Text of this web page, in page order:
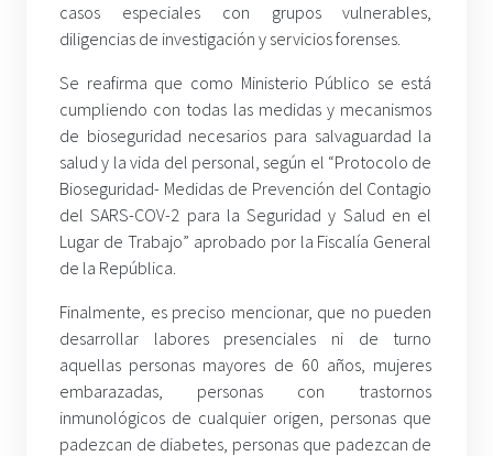
casos especiales con grupos vulnerables,
diligencias de investigación y servicios forenses.
Se reafirma que como Ministerio Público se está
cumpliendo con todas las medidas y mecanismos
de bioseguridad necesarios para salvaguardad la
salud y la vida del personal, según el “Protocolo de
Bioseguridad- Medidas de Prevención del Contagio
del SARS-COV-2 para la Seguridad y Salud en el
Lugar de Trabajo” aprobado por la Fiscalía General
de la República.
Finalmente, es preciso mencionar, que no pueden
desarrollar labores presenciales ni de turno
aquellas personas mayores de 60 años, mujeres
embarazadas, personas con trastornos
inmunológicos de cualquier origen, personas que
padezcan de diabetes, personas que padezcan de